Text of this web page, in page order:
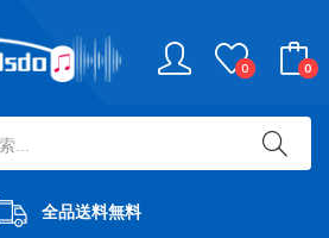
0 0
全品送料無料